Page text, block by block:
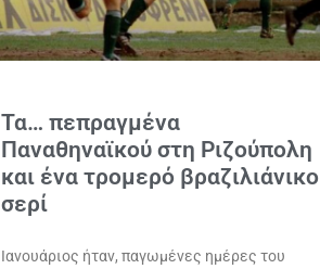
Τα… πεπραγμένα
Παναθηναϊκού στη Ριζούπολη
και ένα τρομερό βραζιλιάνικο
σερί
Ιανουάριος ήταν, παγωμένες ημέρες του